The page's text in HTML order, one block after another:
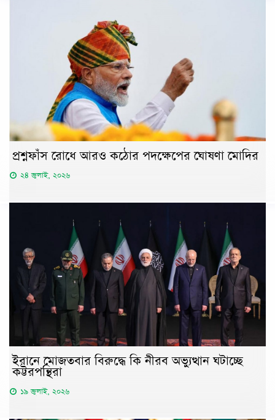
প্রশ্নফাঁস রোধে আরও কঠোর পদক্ষেপের ঘোষণা মোদির
২৪ জুলাই, ২০২৬
ইরানে মোজতবার বিরুদ্ধে কি নীরব অভ্যুত্থান ঘটাচ্ছে
কট্টরপন্থিরা
১৯ জুলাই, ২০২৬